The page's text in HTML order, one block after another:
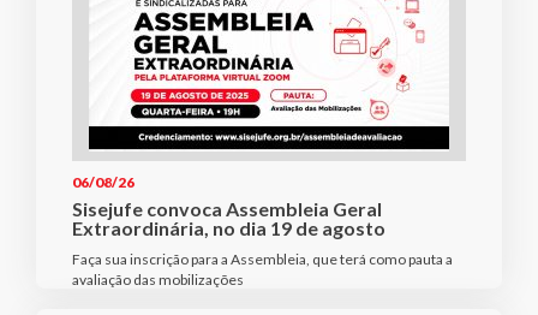
06/08/26
Sisejufe convoca Assembleia Geral
Extraordinária, no dia 19 de agosto
Faça sua inscrição para a Assembleia, que terá como pauta a
avaliação das mobilizações